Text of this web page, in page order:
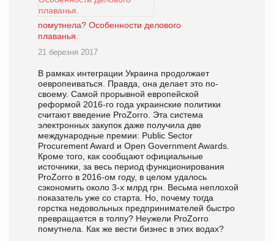
помутнела? Особенности делового
плаванья.
21 березня 2017
В рамках интеграции Украина продолжает
оевропеиваться. Правда, она делает это по-
своему. Самой прорывной европейской
реформой 2016-го года украинские политики
считают введение ProZorro. Эта система
электронных закупок даже получила две
международные премии: Public Sector
Procurement Award и Open Government Awards.
Кроме того, как сообщают официальные
источники, за весь период функционирования
ProZorro в 2016-ом году, в целом удалось
сэкономить около 3-х млрд грн. Весьма неплохой
показатель уже со старта. Но, почему тогда
горстка недовольных предпринимателей быстро
превращается в толпу? Неужели ProZorro
помутнела. Как же вести бизнес в этих водах?